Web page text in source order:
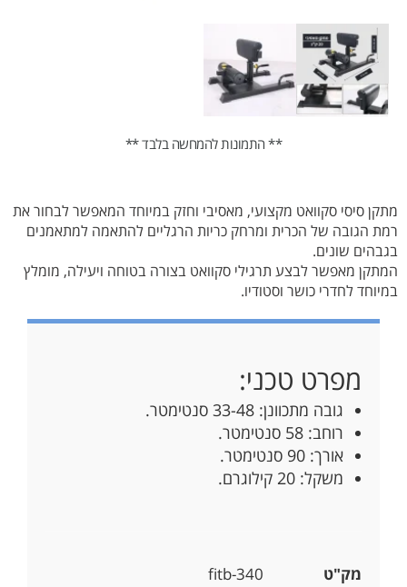
** התמונות להמחשה בלבד **
מתקן סיסי סקוואט מקצועי, מאסיבי וחזק במיוחד המאפשר לבחור את
רמת הגובה של הכרית ומרחק כריות הרגליים להתאמה למתאמנים
בגבהים שונים.
המתקן מאפשר לבצע תרגילי סקוואט בצורה בטוחה ויעילה, מומלץ
במיוחד לחדרי כושר וסטודיו.
מפרט טכני:
גובה מתכוונן: 33-48 סנטימטר.
רוחב: 58 סנטימטר.
אורך: 90 סנטימטר.
משקל: 20 קילוגרם.
מק"ט
fitb-340